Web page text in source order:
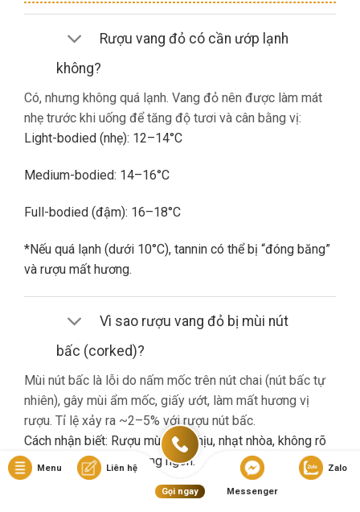
Rượu vang đỏ có cần ướp lạnh
không?
Có, nhưng không quá lạnh. Vang đỏ nên được làm mát
nhẹ trước khi uống để tăng độ tươi và cân bằng vị:
Light-bodied (nhẹ): 12–14°C
Medium-bodied: 14–16°C
Full-bodied (đậm): 16–18°C
*Nếu quá lạnh (dưới 10°C), tannin có thể bị “đóng băng”
và rượu mất hương.
Vì sao rượu vang đỏ bị mùi nút
bấc (corked)?
Mùi nút bấc là lỗi do nấm mốc trên nút chai (nút bấc tự
nhiên), gây mùi ẩm mốc, giấy ướt, làm mất hương vị
rượu. Tỉ lệ xảy ra ~2–5% với rượu nút bấc.
Cách nhận biết: Rượu mùi khó chịu, nhạt nhòa, không rõ
hương trái cây dù là vang ngon.
Nếu gặp lỗi này, bạn nên liên hệ cửa hàng đổi trả (nếu có
Menu Liên hệ
Gọi ngay Messenger
Zalo